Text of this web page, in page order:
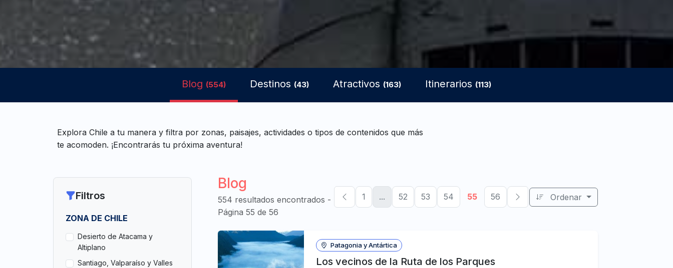
Blog (554) Destinos (43) Atractivos (163) Itinerarios (113)
Explora Chile a tu manera y filtra por zonas, paisajes, actividades o tipos de contenidos que más
te acomoden. ¡Encontrarás tu próxima aventura!
Filtros
ZONA DE CHILE
Desierto de Atacama y
Altiplano
Santiago, Valparaíso y Valles
Blog
554 resultados encontrados -
Página 55 de 56
1 ... 52 53 54 55 56 Ordenar
Patagonia y Antártica
Los vecinos de la Ruta de los Parques